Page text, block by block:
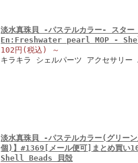
淡水真珠貝 -パステルカラー- スター
En:Freshwater pearl MOP -
102円(税込)
～
キラキラ シェルパーツ アクセサリ
淡水真珠貝 -パステルカラー(グリー
個)】#1369[メール便可]まとめ買
Shell Beads 貝殻